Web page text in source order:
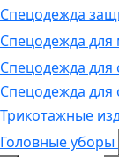
Спецодежда
Спецодежда
Спецодежда для
Спецодежда для
Трикотажные
Головные уборы